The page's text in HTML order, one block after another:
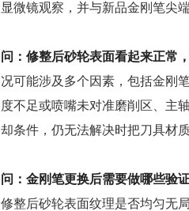
显微镜观察，并与新品金刚笔尖
问：修整后砂轮表面看起来正常
况可能涉及多个因素，包括金刚
度不足或喷嘴未对准磨削区、主
却条件，仍无法解决时把刀具材
问：金刚笔更换后需要做哪些验
修整后砂轮表面纹理是否均匀无